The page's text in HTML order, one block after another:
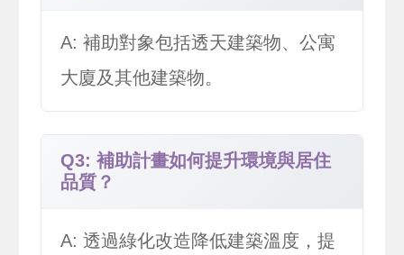
A: 補助對象包括透天建築物、公寓
大廈及其他建築物。
Q3: 補助計畫如何提升環境與居住
品質？
A: 透過綠化改造降低建築溫度，提